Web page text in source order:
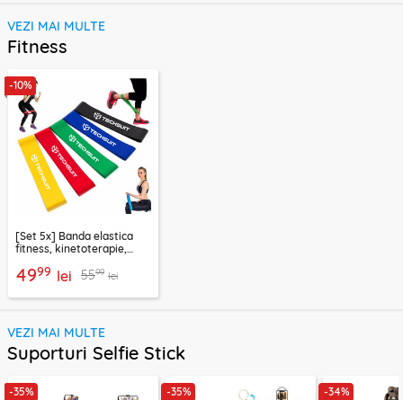
VEZI MAI MULTE
Fitness
-10%
[Set 5x] Banda elastica
fitness, kinetoterapie,
4999 lei 5599 lei
VEZI MAI MULTE
Suporturi Selfie Stick
-35% -35% -34%